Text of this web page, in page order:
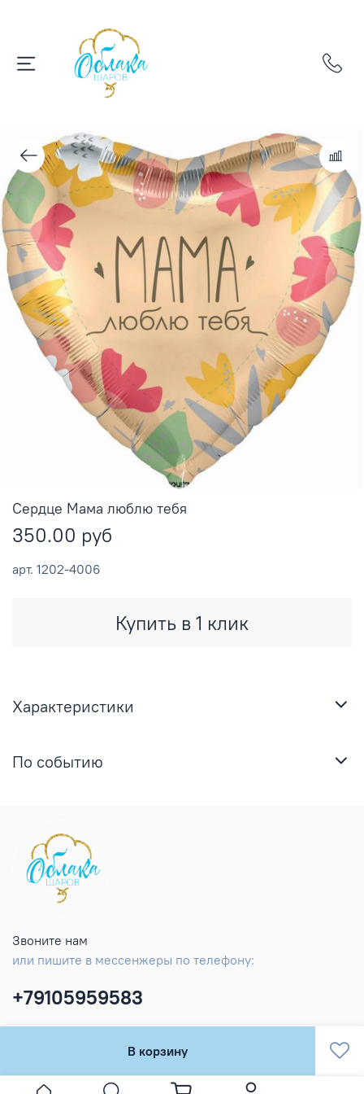
арт. 1202-4006
Сердце Мама люблю тебя
350.00 руб
В корзину
Купить в 1 клик
Характеристики
По событию
Звоните нам
или пишите в мессенжеры по телефону:
+79105959583